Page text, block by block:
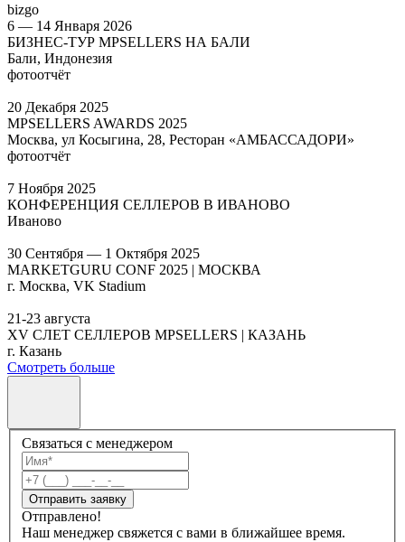
bizgo
6 — 14 Января 2026
БИЗНЕС-ТУР MPSELLERS НА БАЛИ
Бали, Индонезия
фотоотчёт
20 Декабря 2025
MPSELLERS AWARDS 2025
Москва, ул Косыгина, 28, Ресторан «АМБАССАДОРИ»
фотоотчёт
7 Ноября 2025
КОНФЕРЕНЦИЯ СЕЛЛЕРОВ В ИВАНОВО
Иваново
30 Сентября — 1 Октября 2025
MARKETGURU CONF 2025 | МОСКВА
г. Москва, VK Stadium
21-23 августа
XV СЛЕТ СЕЛЛЕРОВ MPSELLERS | КАЗАНЬ
г. Казань
Смотреть больше
Связаться с менеджером
Отправить заявку
Отправлено!
Наш менеджер свяжется с вами в ближайшее время.